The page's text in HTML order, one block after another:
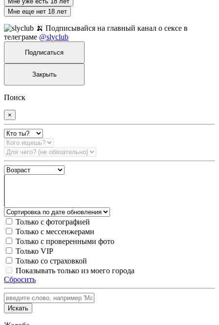
Мне еще нет 18 лет
🍌 Подписывайся на главный канал о сексе в
телеграме @slyclub
Подписаться
Закрыть
Поиск
×
Только с фотографией
Только с мессенжерами
Только с проверенными фото
Только VIP
Только со страховкой
Показывать только из моего города
Сбросить
Искать